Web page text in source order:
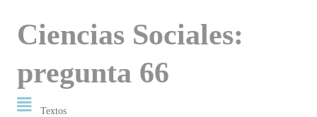
Ciencias Sociales:
pregunta 66
Textos